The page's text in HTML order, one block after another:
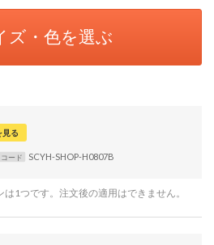
ズ・色を選ぶ
見る
コード SCYH-SHOP-H0807B
1つです。注文後の適用はできません。